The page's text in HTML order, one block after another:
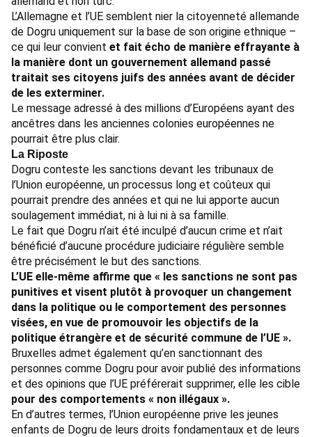
L’Allemagne et l’UE semblent nier la citoyenneté allemande
de Dogru uniquement sur la base de son origine ethnique –
ce qui leur convient et fait écho de manière effrayante à
la manière dont un gouvernement allemand passé
traitait ses citoyens juifs des années avant de décider
de les exterminer.
Le message adressé à des millions d’Européens ayant des
ancêtres dans les anciennes colonies européennes ne
pourrait être plus clair.
La Riposte
Dogru conteste les sanctions devant les tribunaux de
l’Union européenne, un processus long et coûteux qui
pourrait prendre des années et qui ne lui apporte aucun
soulagement immédiat, ni à lui ni à sa famille.
Le fait que Dogru n’ait été inculpé d’aucun crime et n’ait
bénéficié d’aucune procédure judiciaire régulière semble
être précisément le but des sanctions.
L’UE elle-même affirme que « les sanctions ne sont pas
punitives et visent plutôt à provoquer un changement
dans la politique ou le comportement des personnes
visées, en vue de promouvoir les objectifs de la
politique étrangère et de sécurité commune de l’UE ».
Bruxelles admet également qu’en sanctionnant des
personnes comme Dogru pour avoir publié des informations
et des opinions que l’UE préférerait supprimer, elle les cible
pour des comportements « non illégaux ».
En d’autres termes, l’Union européenne prive les jeunes
enfants de Dogru de leurs droits fondamentaux et de leurs